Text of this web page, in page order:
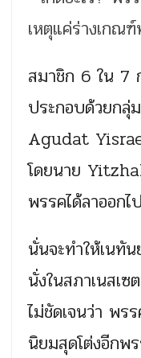
สมาชิก 6 ใน 7
ประกอบด้วยกลุ่
Agudat
โดยนาย
พรรคได้ลาออกไ
นั่นจะทำให้เนทั
นั่งในสภาเนสเ
ไม่ชัดเจนว่า พ
นิยมสุดโต่งอีกพ